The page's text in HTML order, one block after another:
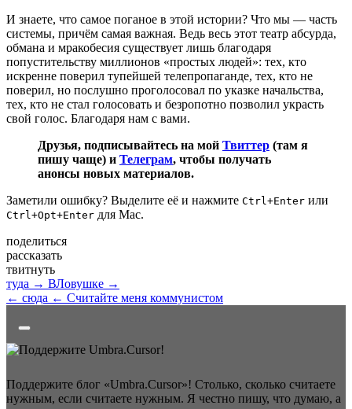
И знаете, что самое поганое в этой истории? Что мы — часть
системы, причём самая важная. Ведь весь этот театр абсурда,
обмана и мракобесия существует лишь благодаря
попустительству миллионов «простых людей»: тех, кто
искренне поверил тупейшей телепропаганде, тех, кто не
поверил, но послушно проголосовал по указке начальства,
тех, кто не стал голосовать и безропотно позволил украсть
свой голос. Благодаря нам с вами.
Друзья, подписывайтесь на мой Твиттер (там я
пишу чаще) и Телеграм, чтобы получать
анонсы новых материалов.
Заметили ошибку? Выделите её и нажмите Ctrl+Enter или
Ctrl+Opt+Enter для Mac.
поделиться
рассказать
твитнуть
туда → ВЛовушке →
← сюда ← Считайте меня коммунистом
Поддержите блог «Umbra.Cursor»! Столько, сколько считаете
нужным, если считаете нужным. Я честно пишу, что думаю, а